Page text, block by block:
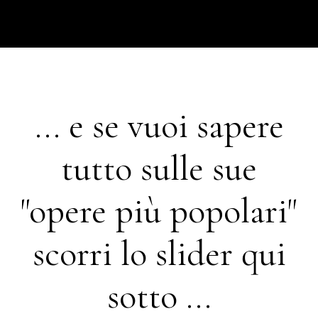
... e se vuoi sapere
tutto sulle sue
"opere più popolari"
scorri lo slider qui
sotto ...